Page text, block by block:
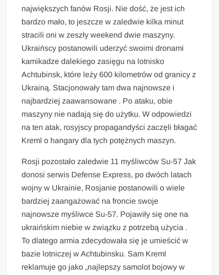
największych fanów Rosji. Nie dość, że jest ich
bardzo mało, to jeszcze w zaledwie kilka minut
stracili oni w zeszły weekend dwie maszyny.
Ukraińscy postanowili uderzyć swoimi dronami
kamikadze dalekiego zasięgu na lotnisko
Achtubinsk, które leży 600 kilometrów od granicy z
Ukrainą. Stacjonowały tam dwa najnowsze i
najbardziej zaawansowane . Po ataku, obie
maszyny nie nadają się do użytku. W odpowiedzi
na ten atak, rosyjscy propagandyści zaczęli błagać
Kreml o hangary dla tych potężnych maszyn.
Rosji pozostało zaledwie 11 myśliwców Su-57 Jak
donosi serwis Defense Express, po dwóch latach
wojny w Ukrainie, Rosjanie postanowili o wiele
bardziej zaangażować na froncie swoje
najnowsze myśliwce Su-57. Pojawiły się one na
ukraińskim niebie w związku z potrzebą użycia .
To dlatego armia zdecydowała się je umieścić w
bazie lotniczej w Achtubinsku. Sam Kreml
reklamuje go jako „najlepszy samolot bojowy w